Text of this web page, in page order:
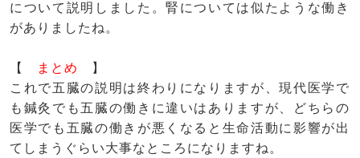
について説明しました。腎については似たような働き
がありましたね。
【 まとめ
】
これで五臓の説明は終わりになりますが、現代医学で
も鍼灸でも五臓の働きに違いはありますが、どちらの
医学でも五臓の働きが悪くなると生命活動に影響が出
てしまうぐらい大事なところになりますね。